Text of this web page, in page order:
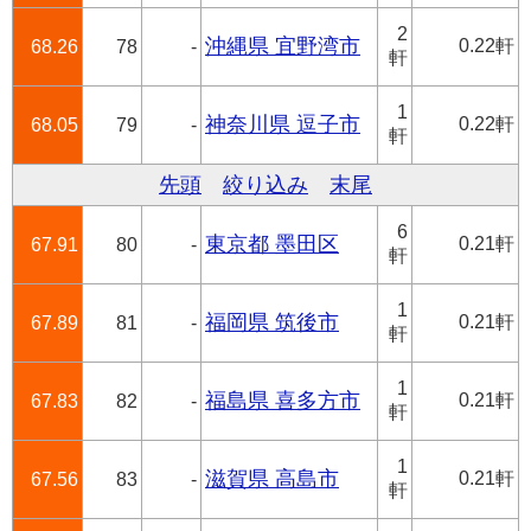
68.26 78 - 沖縄県 宜野湾市
2
軒
0.22軒
68.05 79 - 神奈川県 逗子市
1
軒
0.22軒
先頭 絞り込み 末尾
67.91 80 - 東京都 墨田区
6
軒
0.21軒
67.89 81 - 福岡県 筑後市
1
軒
0.21軒
67.83 82 - 福島県 喜多方市
1
軒
0.21軒
67.56 83 - 滋賀県 高島市
1
軒
0.21軒